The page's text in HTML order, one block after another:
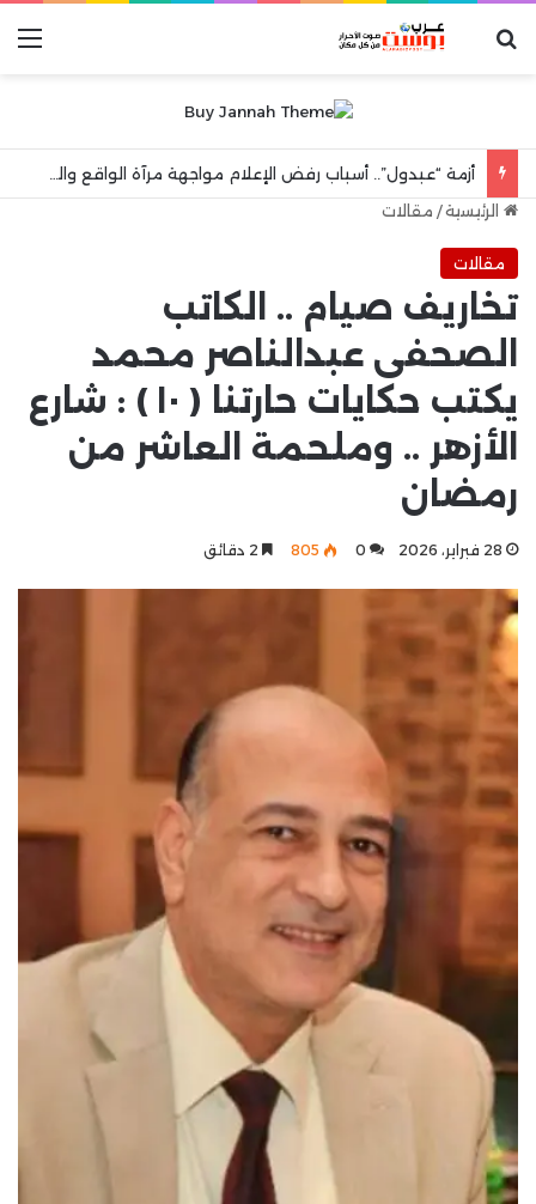
بحث عن
الرئيسية/ مقالات
مقالات
تخاريف صيام .. الكاتب
الصحفى عبدالناصر محمد
يكتب حكايات حارتنا ( ١٠ ) : شارع
الأزهر .. وملحمة العاشر من
رمضان
28 فبراير، 2026 0
805